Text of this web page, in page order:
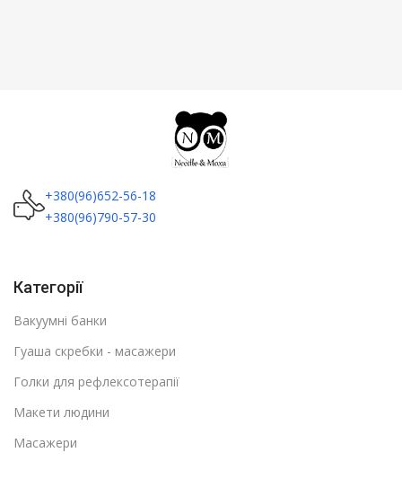
+380(96)652-56-18
+380(96)790-57-30
Категорії
Вакуумні банки
Гуаша скребки - масажери
Голки для рефлексотерапії
Макети людини
Масажери